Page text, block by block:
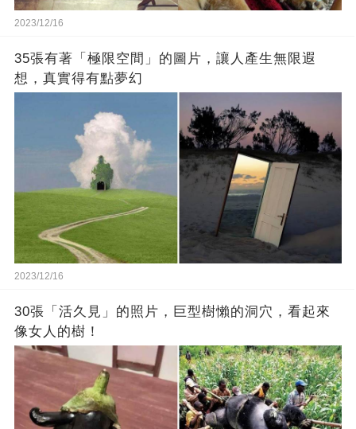
2023/12/16
35張有著「極限空間」的圖片，讓人產生無限遐
想，真實得有點夢幻
2023/12/16
30張「活久見」的照片，巨型樹懶的洞穴，看起來
像女人的樹！